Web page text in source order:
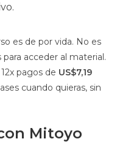
es de por vida. No es
acceder al material.
pagos de US$7,19
cuando quieras, sin
Mitoyo